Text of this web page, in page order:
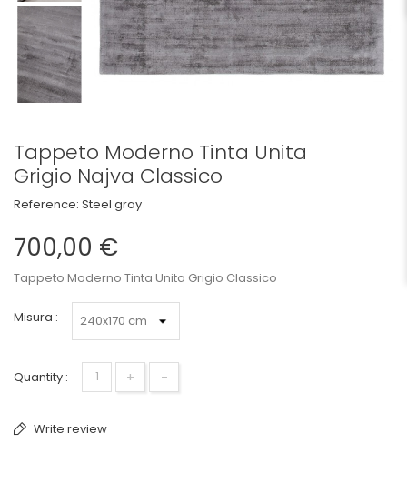
Tappeto Moderno Tinta Unita
Grigio Najva Classico
Reference: Steel gray
700,00 €
Tappeto Moderno Tinta Unita Grigio Classico
Misura :
Quantity : + -
Write review